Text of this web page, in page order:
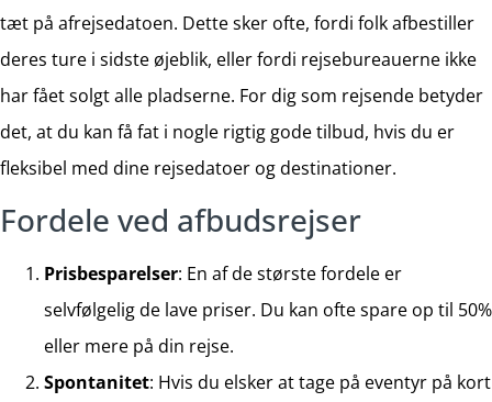
tæt på afrejsedatoen. Dette sker ofte, fordi folk afbestiller
deres ture i sidste øjeblik, eller fordi rejsebureauerne ikke
har fået solgt alle pladserne. For dig som rejsende betyder
det, at du kan få fat i nogle rigtig gode tilbud, hvis du er
fleksibel med dine rejsedatoer og destinationer.
Fordele ved afbudsrejser
Prisbesparelser: En af de største fordele er
selvfølgelig de lave priser. Du kan ofte spare op til 50%
eller mere på din rejse.
Spontanitet: Hvis du elsker at tage på eventyr på kort